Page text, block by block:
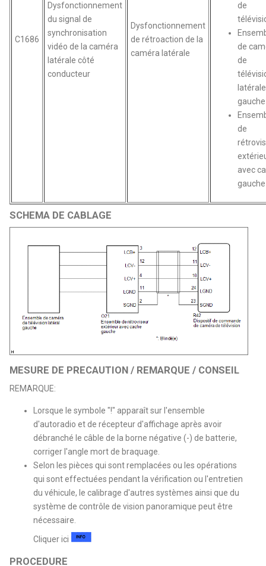
C1686
Dysfonctionnement
du signal de
synchronisation
vidéo de la caméra
latérale côté
conducteur
Dysfonctionnement
de rétroaction de la
caméra latérale
de
de
de
latérale
gauche
de
avec
gauche
SCHEMA DE CABLAGE
MESURE DE PRECAUTION / REMARQUE / CONSEIL
REMARQUE:
Lorsque le symbole "!" apparaît sur l'ensemble
d'autoradio et de récepteur d'affichage après avoir
débranché le câble de la borne négative (-) de batterie,
corriger l'angle mort de braquage.
Selon les pièces qui sont remplacées ou les opérations
qui sont effectuées pendant la vérification ou l'entretien
du véhicule, le calibrage d'autres systèmes ainsi que du
système de contrôle de vision panoramique peut être
nécessaire.
Cliquer ici
PROCEDURE